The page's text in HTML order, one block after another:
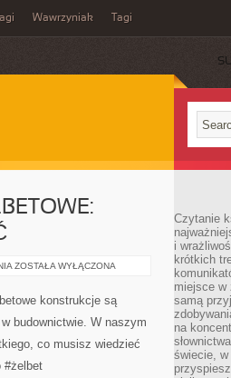
Tagi Wawrzyniak Tagi
NIEZAWODNE
WSZYSTKO,
CO
WIEDZIEĆ
ZOSTAŁA WYŁĄCZONA
konstrukcje są
budownictwie. W naszym
co musisz wiedzieć
#żelbet
Czytanie
i
krótkich
miejsce w
samą
na
świecie,